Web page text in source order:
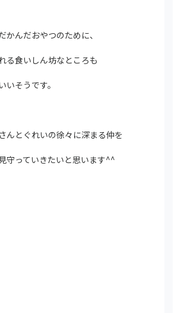
かんだおやつのために、
る食いしん坊なところも
いそうです。
んとぐれいの徐々に深まる仲を
守っていきたいと思います^^